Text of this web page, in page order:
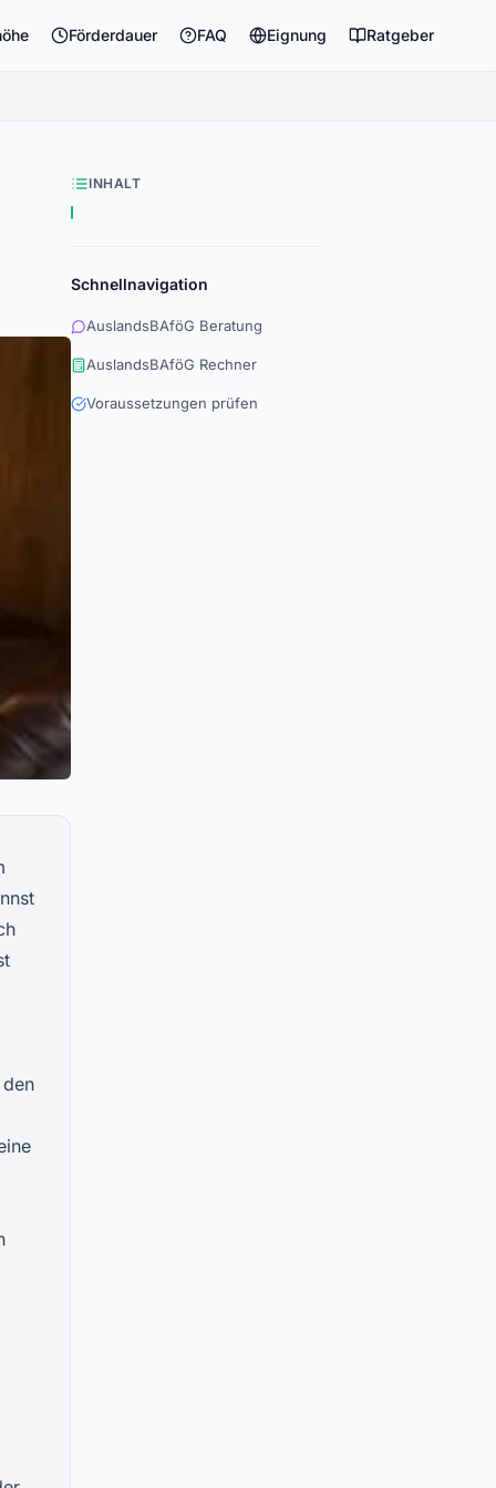
Förderdauer FAQ Eignung Ratgeber
INHALT
Schnellnavigation
AuslandsBAföG Beratung
AuslandsBAföG Rechner
Voraussetzungen prüfen